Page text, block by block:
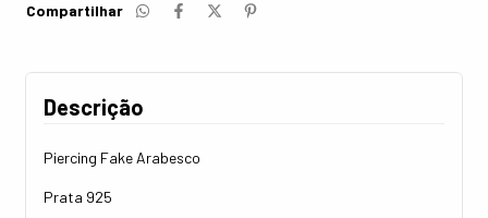
Compartilhar
Descrição
Piercing Fake Arabesco
Prata 925